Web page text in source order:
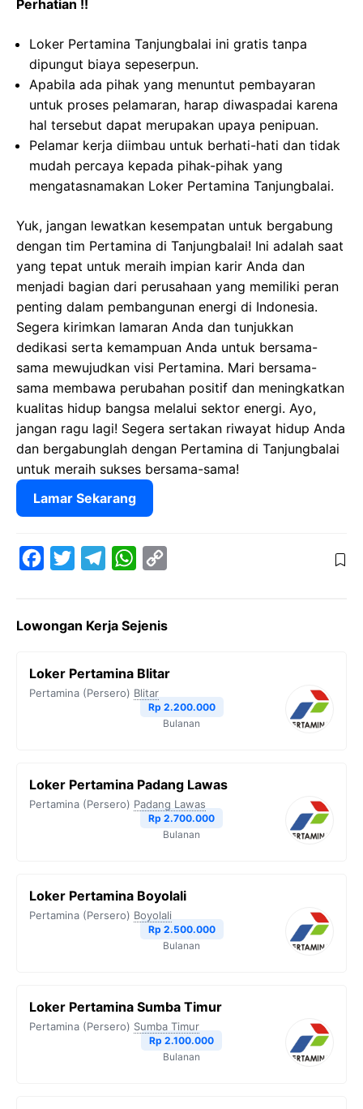
Perhatian !!
Loker Pertamina Tanjungbalai ini gratis tanpa
dipungut biaya sepeserpun.
Apabila ada pihak yang menuntut pembayaran
untuk proses pelamaran, harap diwaspadai karena
hal tersebut dapat merupakan upaya penipuan.
Pelamar kerja diimbau untuk berhati-hati dan tidak
mudah percaya kepada pihak-pihak yang
mengatasnamakan Loker Pertamina Tanjungbalai.
Yuk, jangan lewatkan kesempatan untuk bergabung
dengan tim Pertamina di Tanjungbalai! Ini adalah saat
yang tepat untuk meraih impian karir Anda dan
menjadi bagian dari perusahaan yang memiliki peran
penting dalam pembangunan energi di Indonesia.
Segera kirimkan lamaran Anda dan tunjukkan
dedikasi serta kemampuan Anda untuk bersama-
sama mewujudkan visi Pertamina. Mari bersama-
sama membawa perubahan positif dan meningkatkan
kualitas hidup bangsa melalui sektor energi. Ayo,
jangan ragu lagi! Segera sertakan riwayat hidup Anda
dan bergabunglah dengan Pertamina di Tanjungbalai
untuk meraih sukses bersama-sama!
Lamar Sekarang
e
o
t
e
e
r
W
t
A
p
y
i
n
k
Lowongan Kerja Sejenis
Loker Pertamina Blitar
Pertamina (Persero) Blitar
Rp 2.200.000
Bulanan
Loker Pertamina Padang Lawas
Pertamina (Persero) Padang Lawas
Rp 2.700.000
Bulanan
Loker Pertamina Boyolali
Pertamina (Persero) Boyolali
Rp 2.500.000
Bulanan
Loker Pertamina Sumba Timur
Pertamina (Persero) Sumba Timur
Rp 2.100.000
Bulanan